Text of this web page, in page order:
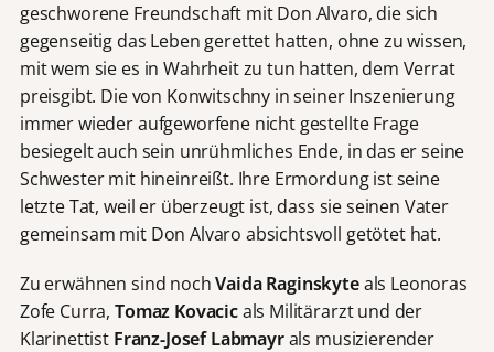
geschworene Freundschaft mit Don Alvaro, die sich
gegenseitig das Leben gerettet hatten, ohne zu wissen,
mit wem sie es in Wahrheit zu tun hatten, dem Verrat
preisgibt. Die von Konwitschny in seiner Inszenierung
immer wieder aufgeworfene nicht gestellte Frage
besiegelt auch sein unrühmliches Ende, in das er seine
Schwester mit hineinreißt. Ihre Ermordung ist seine
letzte Tat, weil er überzeugt ist, dass sie seinen Vater
gemeinsam mit Don Alvaro absichtsvoll getötet hat.
Zu erwähnen sind nochVaida Raginskyteals Leonoras
Zofe Curra, Tomaz Kovacicals Militärarzt und der
Klarinettist Franz-Josef Labmayrals musizierender